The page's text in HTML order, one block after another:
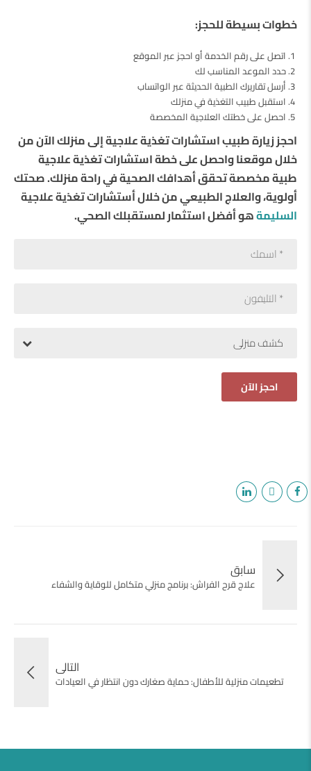
خطوات بسيطة للحجز:
اتصل على رقم الخدمة أو احجز عبر الموقع
حدد الموعد المناسب لك
أرسل تقاريرك الطبية الحديثة عبر الواتساب
استقبل طبيب التغذية في منزلك
احصل على خطتك العلاجية المخصصة
احجز زيارة طبيب استشارات تغذية علاجية إلى منزلك الآن من
خلال موقعنا واحصل على خطة استشارات تغذية علاجية
طبية مخصصة تحقق أهدافك الصحية في راحة منزلك. صحتك
أولوية، والعلاج الطبيعي من خلال أستشارات تغذية علاجية
السليمةهو أفضل استثمار لمستقبلك الصحي.
كشف منزلى
سابق
علاج قرح الفراش: برنامج منزلي متكامل للوقاية والشفاء
التالى
تطعيمات منزلية للأطفال: حماية صغارك دون انتظار في العيادات